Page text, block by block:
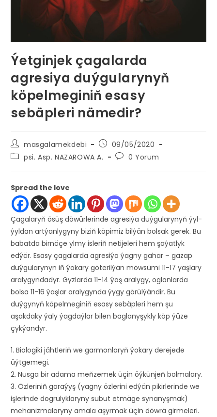
Ýetginjek çagalarda
agresiya duýgularynyň
köpelmeginiň esasy
sebäpleri nämedir?
Post
author:
masgalamekdebi
Post
published:
09/05/2020
Post
category:
psi. Asp. NAZAROWA A.
Post0 Yorum
Spread the love
Çagalaryň ösüş döwürlerinde agresiýa duýgularynyň ýyl-
ýyldan artýanlygyny biziň köpimiz bilýän bolsak gerek. Bu
babatda birnäçe ylmy isleriň netijeleri hem şaýatlyk
edýär. Esasy çagalarda agresiýa ýagny gahar – gazap
duýgularynyn iň ýokary göterilýän möwsümi 11-17 yaşlary
aralygyndadyr. Gyzlarda 11-14 ýaş aralygy, oglanlarda
bolsa 11-16 ýaşlar aralygynda ýygy görülýändir. Bu
duýgynyň köpelmeginiň esasy sebäpleri hem şu
aşakdaky ýaly ýagdaýlar bilen baglanyşykly köp ýüze
çykýandyr.
1. Biologiki jähtleriň we garmonlaryň ýokary derejede
üýtgemegi.
2. Nusga bir adama meňzemek üçin öýkünjeň bolmalary.
3. Özleriniň goraýyş (yagny özlerini edýän pikirlerinde we
işlerinde dogrulyklaryny subut etmäge synanyşmak)
mehanizmalaryny amala aşyrmak üçin döwrä girmeleri.